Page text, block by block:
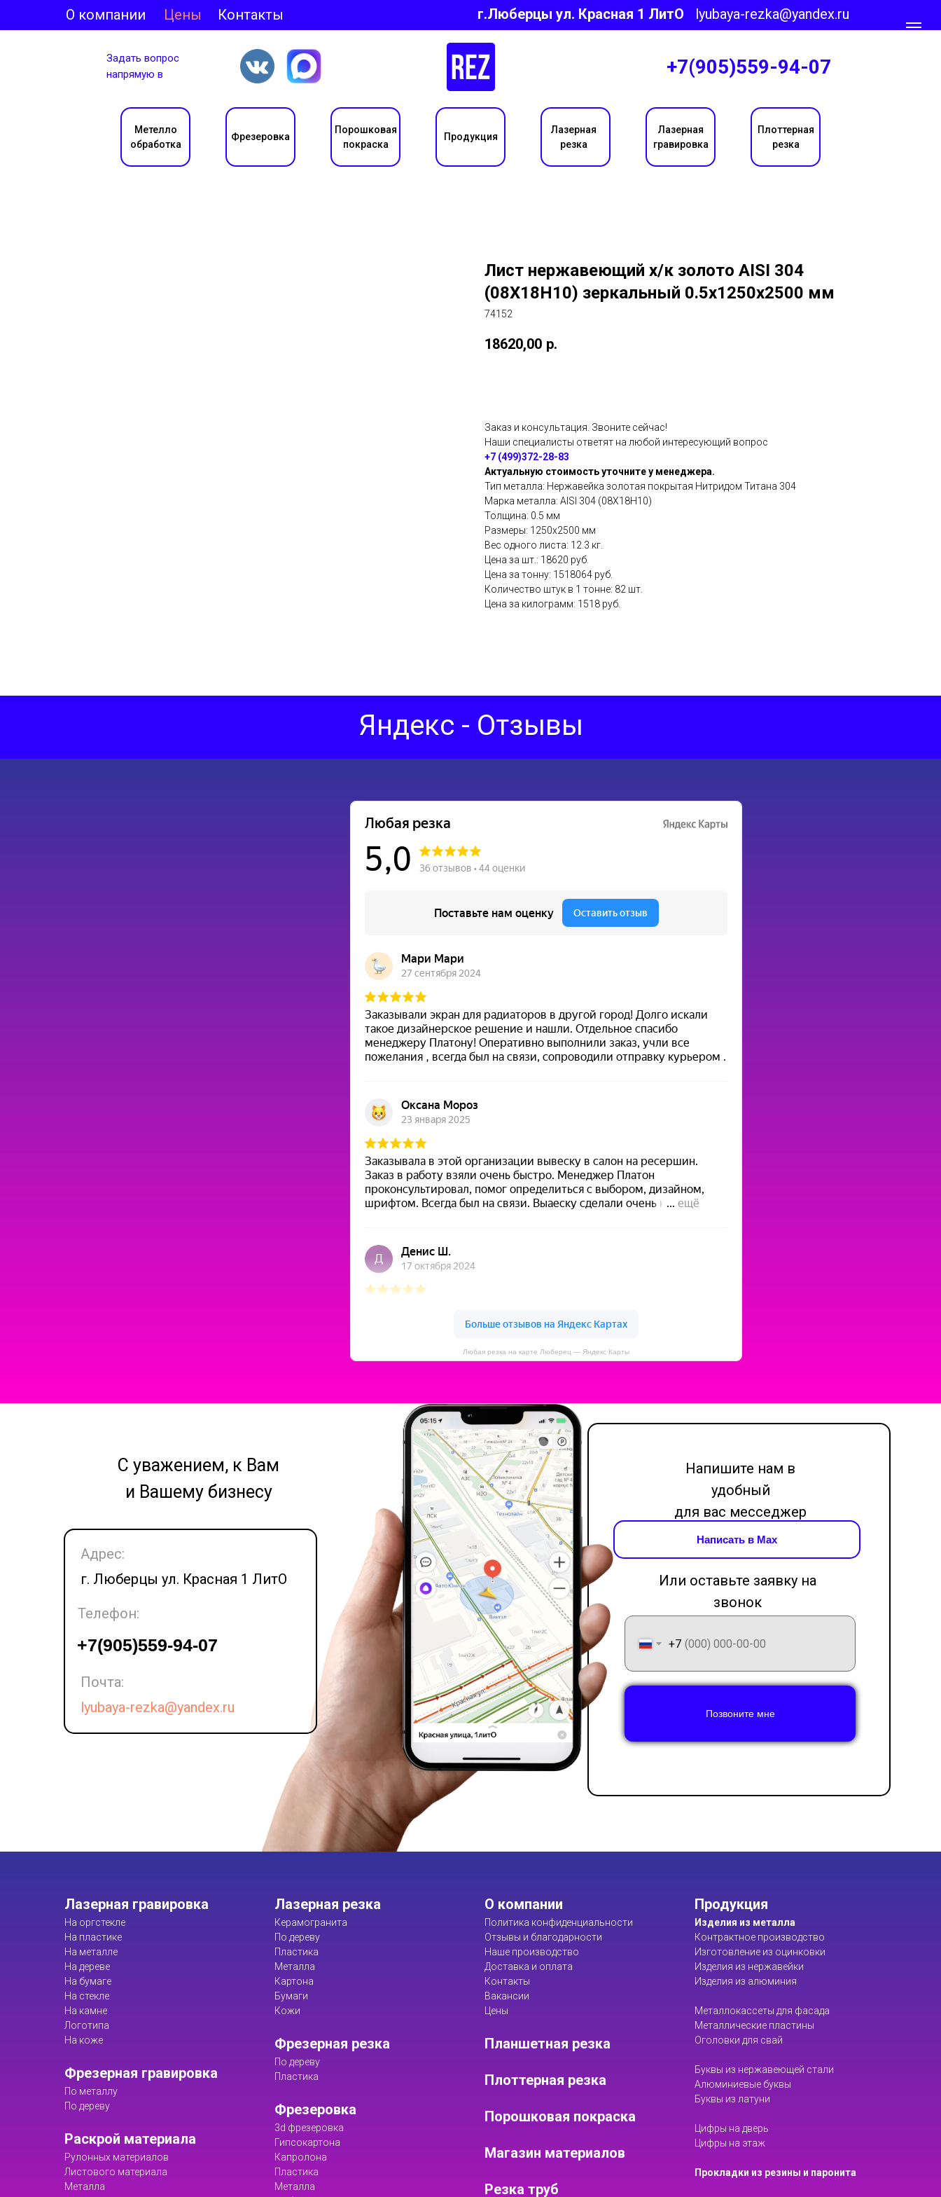
г.Люберцы ул. Красная 1 ЛитО lyubaya-rezka@yandex.ru
О компании Цены Контакты
+7(905)559-94-07
Задать вопрос
напрямую в
Метелло
обработка
Фрезеровка
Порошковая
покраска
Продукция
Лазерная
резка
Лазерная
гравировка
Плоттерная
резка
Лист нержавеющий х/к золото AISI 304
(08Х18Н10) зеркальный 0.5х1250х2500 мм
74152
18620,00 р.
Заказ и консультация. Звоните сейчас!
Наши специалисты ответят на любой интересующий вопрос
+7 (499)372-28-83
Актуальную стоимость уточните у менеджера.
Тип металла: Нержавейка золотая покрытая Нитридом Титана 304
Марка металла: AISI 304 (08Х18Н10)
Толщина: 0.5 мм
Размеры: 1250х2500 мм
Вес одного листа: 12.3 кг.
Цена за шт.: 18620 руб.
Цена за тонну: 1518064 руб.
Количество штук в 1 тонне: 82 шт.
Цена за килограмм: 1518 руб.
Яндекс - Отзывы
Любая резка на карте Люберец — Яндекс Карты
LET'S GO!
+7
Позвоните мне
Напишите нам в
удобный
для вас месседжер
Написать в Max
Или оставьте заявку на
звонок
С уважением, к Вам
и Вашему бизнесу
Адрес:
г. Люберцы ул. Красная 1 ЛитО
Телефон:
Почта:
lyubaya-rezka@yandex.ru
+7(905)559-94-07
Лазерная гравировка
На оргстекле
На пластике
На металле
На дереве
На бумаге
На стекле
На камне
Логотипа
На коже
Фрезерная гравировка
По металлу
По дереву
Раскрой материала
Рулонных материалов
Листового материала
Металла
Лазерная резка
Керамогранита
По дереву
Пластика
Металла
Картона
Бумаги
Кожи
Фрезерная резка
По дереву
Пластика
Фрезеровка
3d фрезеровка
Гипсокартона
Капролона
Пластика
Металла
О компании
Политика конфиденциальности
Отзывы и благодарности
Наше производство
Доставка и оплата
Контакты
Вакансии
Цены
Планшетная резка
Плоттерная резка
Порошковая покраска
Магазин материалов
Резка труб
Продукция
Изделия из металла
Контрактное производство
Изготовление из оцинковки
Изделия из нержавейки
Изделия из алюминия
Металлокассеты для фасада
Металлические пластины
Оголовки для свай
Буквы из нержавеющей стали
Алюминиевые буквы
Буквы из латуни
Цифры на дверь
Цифры на этаж
Прокладки из резины и паронита